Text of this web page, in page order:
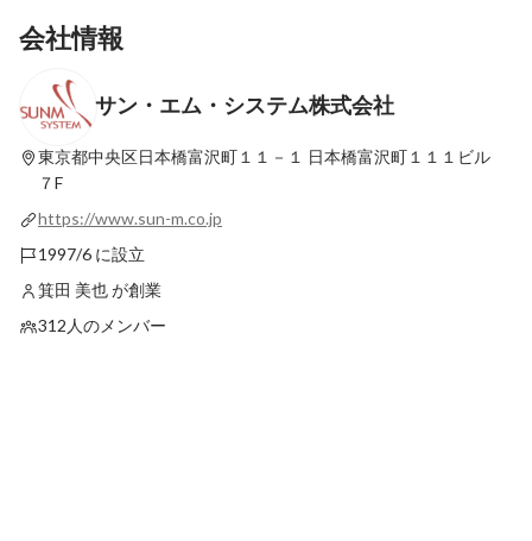
サン・エム・システム大阪支店事業戦略
最新順で表示
評価される環境で入
会社情報
サン・エム・システム株式会社
東京都中央区日本橋富沢町１１－１
日本橋富沢町１１１ビル
７F
https://www.sun-m.co.jp
1997/6 に設立
箕田 美也 が創業
312人のメンバー